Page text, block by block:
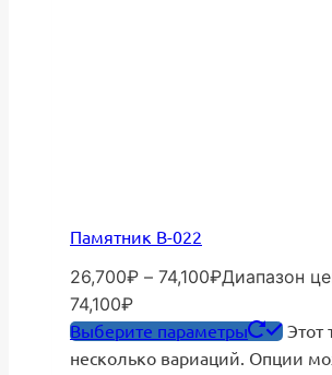
Памятник В-022
26,700₽ – 74,100₽Диапазон
74,100₽
Выберите параметры
Этот
несколько вариаций. Опции